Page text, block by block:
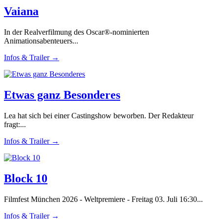
Vaiana
In der Realverfilmung des Oscar®-nominierten
Animationsabenteuers...
Infos & Trailer →
Etwas ganz Besonderes
Lea hat sich bei einer Castingshow beworben. Der Redakteur
fragt:...
Infos & Trailer →
Block 10
Filmfest München 2026 - Weltpremiere - Freitag 03. Juli 16:30...
Infos & Trailer →